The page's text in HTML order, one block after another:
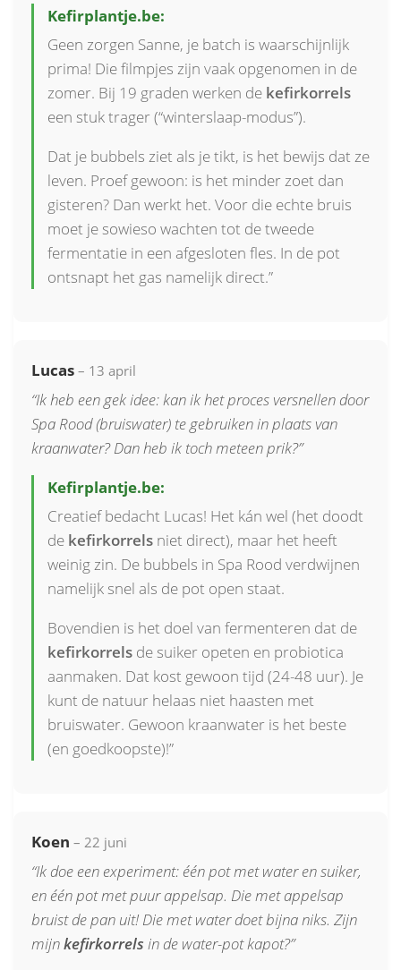
Kefirplantje.be:
Geen zorgen Sanne, je batch is waarschijnlijk
prima! Die filmpjes zijn vaak opgenomen in de
zomer. Bij 19 graden werken de kefirkorrels
een stuk trager (“winterslaap-modus”).
Dat je bubbels ziet als je tikt, is het bewijs dat ze
leven. Proef gewoon: is het minder zoet dan
gisteren? Dan werkt het. Voor die echte bruis
moet je sowieso wachten tot de tweede
fermentatie in een afgesloten fles. In de pot
ontsnapt het gas namelijk direct.”
Lucas – 13 april
“Ik heb een gek idee: kan ik het proces versnellen door
Spa Rood (bruiswater) te gebruiken in plaats van
kraanwater? Dan heb ik toch meteen prik?”
Kefirplantje.be:
Creatief bedacht Lucas! Het kán wel (het doodt
de kefirkorrels niet direct), maar het heeft
weinig zin. De bubbels in Spa Rood verdwijnen
namelijk snel als de pot open staat.
Bovendien is het doel van fermenteren dat de
kefirkorrels de suiker opeten en probiotica
aanmaken. Dat kost gewoon tijd (24-48 uur). Je
kunt de natuur helaas niet haasten met
bruiswater. Gewoon kraanwater is het beste
(en goedkoopste)!”
Koen – 22 juni
“Ik doe een experiment: één pot met water en suiker,
en één pot met puur appelsap. Die met appelsap
bruist de pan uit! Die met water doet bijna niks. Zijn
mijnkefirkorrels in de water-pot kapot?”